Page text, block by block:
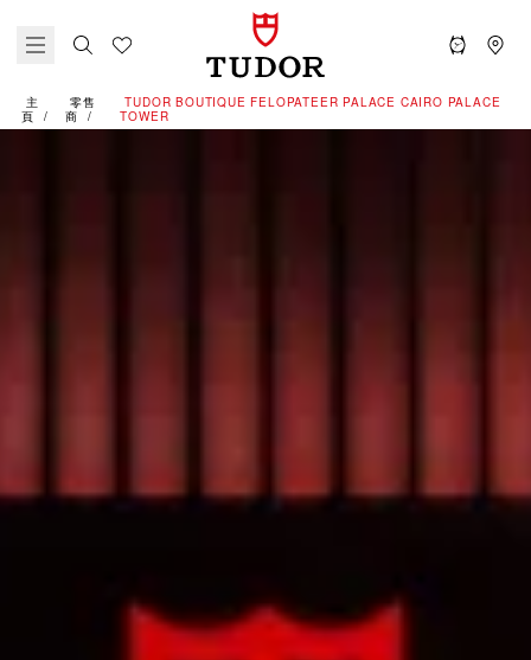
主
頁
零售
商
‭TUDOR BOUTIQUE FELOPATEER PALACE CAIRO PALACE
TOWER‬